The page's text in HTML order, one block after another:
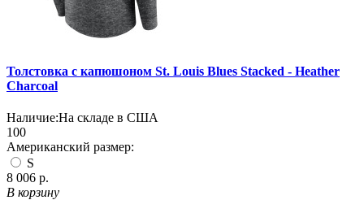
Толстовка с капюшоном St. Louis Blues Stacked - Heather
Charcoal
Наличие:На складе в США
100
Американский размер:
S
8 006 р.
В корзину